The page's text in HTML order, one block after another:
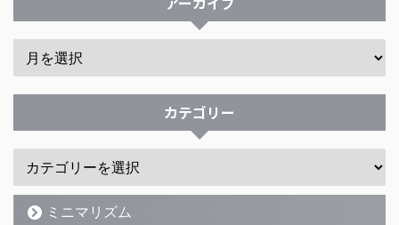
カテゴリー
ミニマリズム